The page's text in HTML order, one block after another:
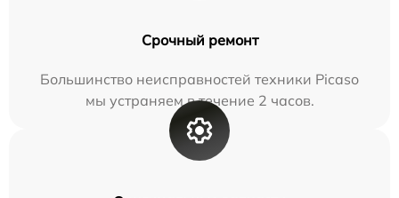
Срочный ремонт
Большинство неисправностей техники Picaso
мы устраняем в течение 2 часов.